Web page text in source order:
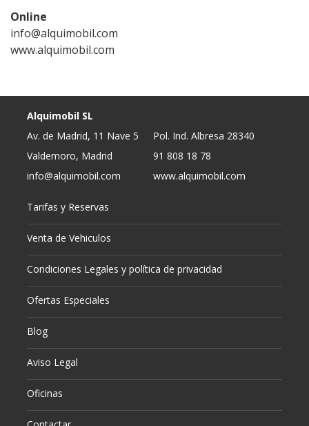
Online
info@alquimobil.com
www.alquimobil.com
Alquimobil SL
Av. de Madrid, 11 Nave 5
Pol. Ind. Albresa 28340
Valdemoro, Madrid
91 808 18 78
info@alquimobil.com
www.alquimobil.com
Tarifas y Reservas
Venta de Vehiculos
Condiciones Legales y política de privacidad
Ofertas Especiales
Blog
Aviso Legal
Oficinas